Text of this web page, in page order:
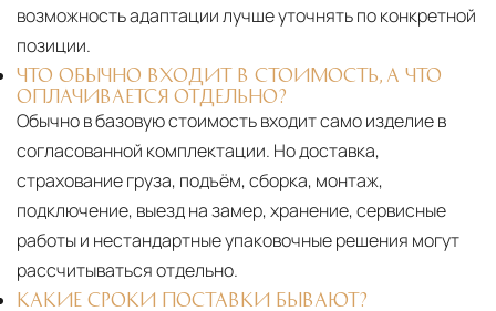
возможность адаптации лучше уточнять по конкретной
позиции.
ЧТО ОБЫЧНО ВХОДИТ В СТОИМОСТЬ, А ЧТО
ОПЛАЧИВАЕТСЯ ОТДЕЛЬНО?
Обычно в базовую стоимость входит само изделие в
согласованной комплектации. Но доставка,
страхование груза, подъём, сборка, монтаж,
подключение, выезд на замер, хранение, сервисные
работы и нестандартные упаковочные решения могут
рассчитываться отдельно.
КАКИЕ СРОКИ ПОСТАВКИ БЫВАЮТ?